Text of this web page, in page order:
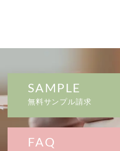
SAMPLE
無料サンプル請求
FAQ